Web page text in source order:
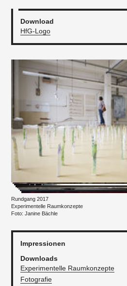
Download
HfG-Logo
Rundgang 2017
​Experimentelle Raumkonzepte
Foto: Janine Bächle
Impressionen
Downloads
Experimentelle Raumkonzepte
Fotografie